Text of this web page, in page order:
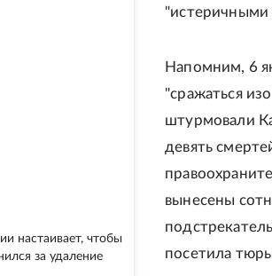
"истеричными
Напомним, 6
"сражаться
штурмовали
девять
вынесены
посетила
настаивает, чтобы
за удаление